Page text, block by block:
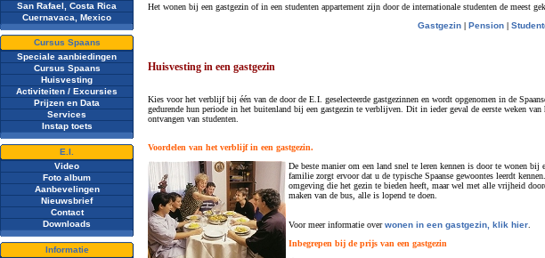
San Rafael, Costa Rica
Cuernavaca, Mexico
Cursus Spaans
Speciale aanbiedingen
Cursus Spaans
Huisvesting
Activiteiten / Excursies
Prijzen en Data
Services
Instap toets
E.I.
Video
Foto album
Aanbevelingen
Nieuwsbrief
Contact
Downloads
Informatie
Het wonen bij een gastgezin of in een studenten appartement zijn door de internationale studenten de
Gastgezin| Pension|
Huisvesting in een gastgezin
Kies voor het verblijf bij één van de door de E.I. geselecteerde gastgezinnen en wordt opgenomen in de
gedurende hun periode in het buitenland bij een gastgezin te verblijven. Dit in ieder geval de eerste weken
ontvangen van studenten.
Voordelen van het verblijf in een gastgezin.
De beste manier om een land snel te leren kennen is door te wonen
familie zorgt ervoor dat u de typische Spaanse gewoontes leerdt
omgeving die het gezin te bieden heeft, maar wel met alle vrijheid
maken van de bus, alle is lopend te doen.
Voor meer informatie overwonen in een gastgezin, klik hier.
Inbegrepen bij de prijs van een gastgezin